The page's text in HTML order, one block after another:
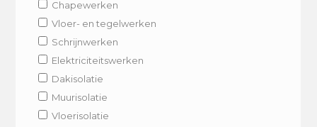
Chapewerken
Vloer- en tegelwerken
Schrijnwerken
Elektriciteitswerken
Dakisolatie
Muurisolatie
Vloerisolatie